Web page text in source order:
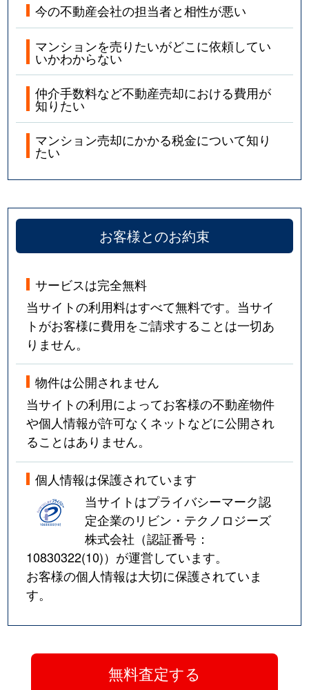
今の不動産会社の担当者と相性が悪い
マンションを売りたいがどこに依頼してい
いかわからない
仲介手数料など不動産売却における費用が
知りたい
マンション売却にかかる税金について知り
たい
お客様とのお約束
サービスは完全無料
当サイトの利用料はすべて無料です。当サイ
トがお客様に費用をご請求することは一切あ
りません。
物件は公開されません
当サイトの利用によってお客様の不動産物件
や個人情報が許可なくネットなどに公開され
ることはありません。
個人情報は保護されています
当サイトはプライバシーマーク認
定企業のリビン・テクノロジーズ
株式会社（認証番号：
10830322(10)）が運営しています。
お客様の個人情報は大切に保護されていま
す。